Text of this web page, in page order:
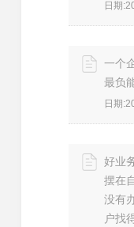
日期
一个
最负
日期
好业
摆在
没有
户找